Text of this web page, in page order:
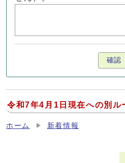
確認
令和7年4月1日現在への別ル
ホーム 新着情報